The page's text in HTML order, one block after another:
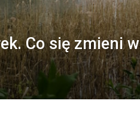
Co się zmieni w